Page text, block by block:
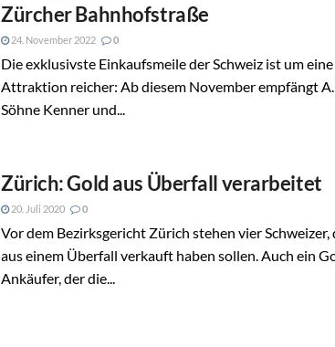
Zürcher Bahnhofstraße
24. November 2022 0
Die exklusivste Einkaufsmeile der Schweiz ist um eine
Attraktion reicher: Ab diesem November empfängt A.
Söhne Kenner und...
Zürich: Gold aus Überfall verarbeitet
20. Juli 2020 0
Vor dem Bezirksgericht Zürich stehen vier Schweizer,
aus einem Überfall verkauft haben sollen. Auch ein
Ankäufer, der die...